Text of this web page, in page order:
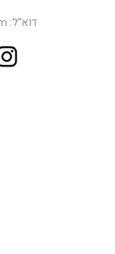
דוא"ל: topspeedisrael@gmail.com